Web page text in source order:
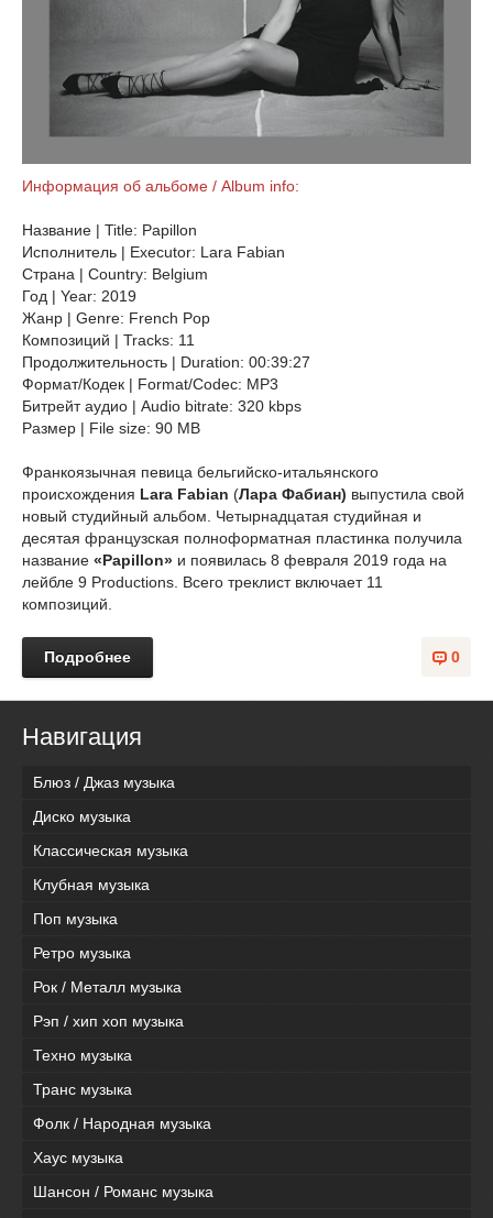
Информация об альбоме / Album info:
Название | Title: Papillon
Исполнитель | Executor: Lara Fabian
Страна | Country: Belgium
Год | Year: 2019
Жанр | Genre: French Pop
Композиций | Tracks: 11
Продолжительность | Duration: 00:39:27
Формат/Кодек | Format/Codec: MP3
Битрейт аудио | Audio bitrate: 320 kbps
Размер | File size: 90 MB
Франкоязычная певица бельгийско-итальянского
происхождения Lara Fabian (Лара Фабиан) выпустила свой
новый студийный альбом. Четырнадцатая студийная и
десятая французская полноформатная пластинка получила
название «Papillon» и появилась 8 февраля 2019 года на
лейбле 9 Productions. Всего треклист включает 11
композиций.
0
Подробнее
Навигация
Блюз / Джаз музыка
Диско музыка
Классическая музыка
Клубная музыка
Поп музыка
Ретро музыка
Рок / Металл музыка
Рэп / хип хоп музыка
Техно музыка
Транс музыка
Фолк / Народная музыка
Хаус музыка
Шансон / Романс музыка